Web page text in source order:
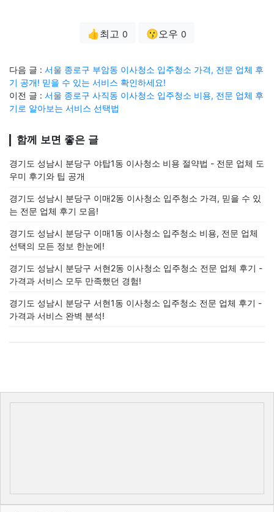
👍최고 0 😗오우 0
다음 글 : 서울 종로구 부암동 이사청소 입주청소 가격, 전문 업체 후
기 공개! 믿을 수 있는 서비스 확인하세요!
이전 글 : 서울 종로구 사직동 이사청소 입주청소 비용, 전문 업체 후
기로 알아보는 서비스 선택법
함께 보면 좋은 글
경기도 성남시 분당구 야탑1동 이사청소 비용 절약법 - 전문 업체 도
우미 후기와 팁 공개
경기도 성남시 분당구 이매2동 이사청소 입주청소 가격, 믿을 수 있
는 전문 업체 후기 모음!
경기도 성남시 분당구 이매1동 이사청소 입주청소 비용, 전문 업체
선택의 모든 정보 한눈에!
경기도 성남시 분당구 서현2동 이사청소 입주청소 전문 업체 후기 -
가격과 서비스 모두 만족했던 경험!
경기도 성남시 분당구 서현1동 이사청소 입주청소 전문 업체 후기 -
가격과 서비스 완벽 분석!